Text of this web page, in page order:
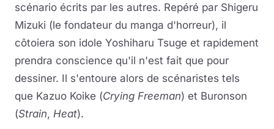
scénario écrits par les autres. Repéré par Shigeru
Mizuki (le fondateur du manga d'horreur), il
côtoiera son idole Yoshiharu Tsuge et rapidement
prendra conscience qu'il n'est fait que pour
dessiner. Il s'entoure alors de scénaristes tels
que Kazuo Koike (Crying Freeman) et Buronson
(Strain, Heat).